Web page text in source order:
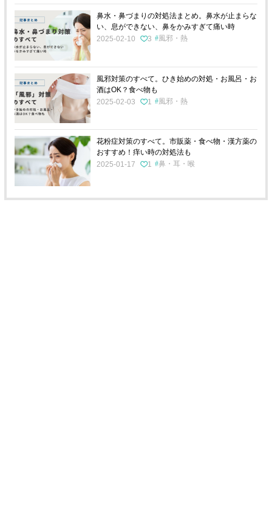
鼻水・鼻づまりの対処法まとめ。鼻水が止まらな
い、息ができない、鼻をかみすぎて痛い時
2025-02-10
3 風邪・熱
風邪対策のすべて。ひき始めの対処・お風呂・お
酒はOK？食べ物も
2025-02-03
1 風邪・熱
花粉症対策のすべて。市販薬・食べ物・漢方薬の
おすすめ！痒い時の対処法も
2025-01-17
1 鼻・耳・喉